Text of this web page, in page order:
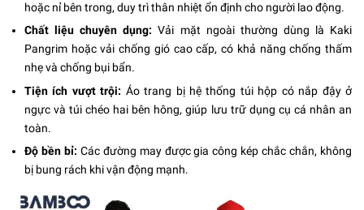
hoặc nỉ bên trong, duy trì thân nhiệt ổn định cho người lao động.
Chất liệu chuyên dụng:Vải mặt ngoài thường dùng là Kaki
Pangrim hoặc vải chống gió cao cấp, có khả năng chống thấm
nhẹ và chống bụi bẩn.
Tiện ích vượt trội: Áo trang bị hệ thống túi hộp có nắp đậy ở
ngực và túi chéo hai bên hông, giúp lưu trữ dụng cụ cá nhân an
toàn.
Độ bền bỉ: Các đường may được gia công kép chắc chắn, không
bị bung rách khi vận động mạnh.